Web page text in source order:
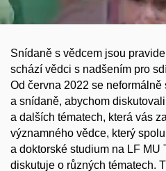
Snídaně s vědcem jsou
schází vědci s nadšením pro
Od června 2022 se neformálně
a snídaně, abychom
a dalších tématech, která vás
významného vědce, který
a doktorské studium na LF MU
diskutuje o různých tématech.